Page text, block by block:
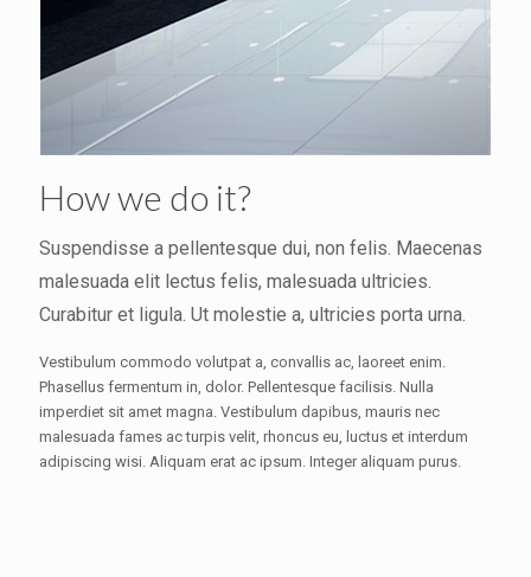
How we do it?
Suspendisse a pellentesque dui, non felis. Maecenas
malesuada elit lectus felis, malesuada ultricies.
Curabitur et ligula. Ut molestie a, ultricies porta urna.
Vestibulum commodo volutpat a, convallis ac, laoreet enim.
Phasellus fermentum in, dolor. Pellentesque facilisis. Nulla
imperdiet sit amet magna. Vestibulum dapibus, mauris nec
malesuada fames ac turpis velit, rhoncus eu, luctus et interdum
adipiscing wisi. Aliquam erat ac ipsum. Integer aliquam purus.